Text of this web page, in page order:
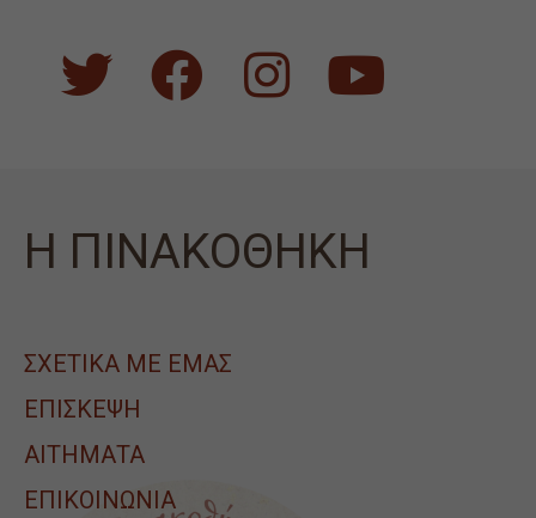
Η ΠΙΝΑΚΟΘΗΚΗ
ΣΧΕΤΙΚΑ ΜΕ ΕΜΑΣ
ΕΠΙΣΚΕΨΗ
ΑΙΤΉΜΑΤΑ
ΕΠΙΚΟΙΝΩΝΙΑ